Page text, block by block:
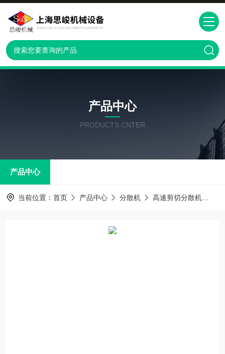
产品中心
PRODUCTS CNTER
产品中心
当前位置： 首页 产品中心 分散机 高速剪切分散机